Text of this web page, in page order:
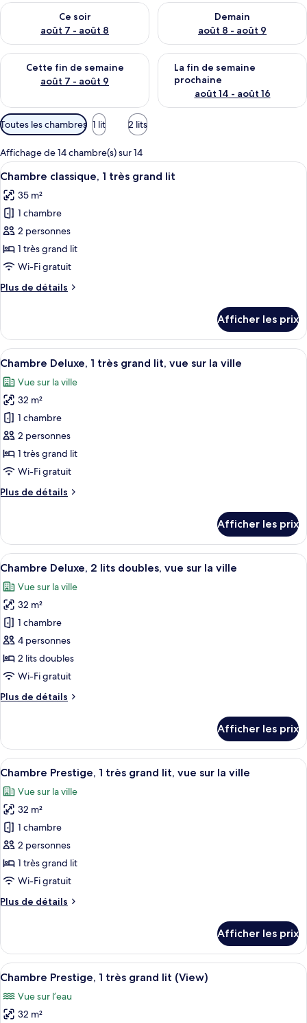
Ce soir
août 7 - août 8
Vérifier la disponibilité pour ce soir août 7 - août 8
Demain
août 8 - août 9
Vérifier la disponibilité pour
Cette fin de semaine
août 7 - août 9
Vérifier la disponibilité pour cette fin de semaine août 7 -
La fin de semaine
prochaine
août 14 - août 16
Vérifier la disponibilité pour
Filtres
disponibles
pour
les
chambres
Toutes les chambres 1 lit 2 lits
Affichage de 14 chambre(s) sur 14
Afficher
toutes
les
photos
pour
ce
type
chambre :
très
grand
lit
Une chambre d’hôtel moderne
8
Chambre classique, 1 très grand lit
35 m²
1 chambre
2 personnes
1 très grand lit
Wi-Fi gratuit
Plus de détails
Plus
Chambre
classique,
1
grand
lit
Afficher les prix
Afficher
toutes
les
photos
pour
ce
type
de
chambre :
Chambre
très
grand
lit,
vue
sur
la
ville
Une chambre d’hôtel moderne avec
12
Chambre Deluxe, 1 très grand lit, vue sur la ville
Vue sur la ville
32 m²
1 chambre
2 personnes
1 très grand lit
Wi-Fi gratuit
Plus de détails
Plus
Chambre
Deluxe,
1
grand
lit,
vue
sur
la
ville
Afficher les prix
Afficher
toutes
les
photos
pour
ce
type
de
chambre :
Chambre
lits
doubles,
vue
sur
la
ville
Une chambre d’hôtel avec deux lits,
8
Chambre Deluxe, 2 lits doubles, vue sur la ville
Vue sur la ville
32 m²
1 chambre
4 personnes
2 lits doubles
Wi-Fi gratuit
Plus de détails
Plus
Chambre
Deluxe,
2
doubles,
vue
sur
la
ville
Afficher les prix
Afficher
toutes
les
photos
pour
ce
type
de
chambre :
Chambre
très
grand
lit,
vue
sur
Une chambre d’hôtel moderne
8
Chambre Prestige, 1 très grand lit, vue sur la ville
Vue sur la ville
32 m²
1 chambre
2 personnes
1 très grand lit
Wi-Fi gratuit
Plus de détails
Plus
Chambre
Prestige,
1
grand
lit,
Afficher les prix
Afficher
toutes
les
photos
Une chambre d’hôtel moderne
8
Chambre Prestige, 1 très grand lit (View)
Vue sur l’eau
32 m²